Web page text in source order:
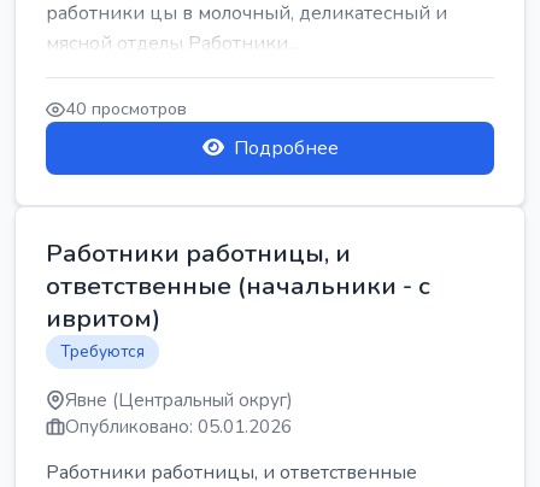
работники цы в молочный, деликатесный и
мясной отделы Работники...
40 просмотров
Подробнее
Работники работницы, и
ответственные (начальники - с
ивритом)
Требуются
Явне (Центральный округ)
Опубликовано: 05.01.2026
Работники работницы, и ответственные